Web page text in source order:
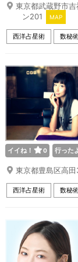
東京都武蔵野市
ン201
MAP
西洋占星術 数秘
イイね！ 0 行った
東京都豊島区高
西洋占星術 数秘